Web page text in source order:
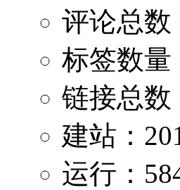
评论总数
标签数量
链接总数
建站：
运行：